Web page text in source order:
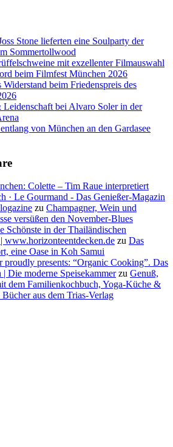
Stone lieferten eine Soulparty der
Sommertollwood
mit exzellenter Filmauswahl
beim Filmfest München 2026
beim Friedenspreis des
bei Alvaro Soler in der
von München an den Gardasee
Colette – Tim Raue interpretiert
· Le Gourmand - Das Genießer-Magazin
zu Champagner, Wein und
versüßen den November-Blues
Schönste in der Thailändischen
www.horizonteentdecken.de zu Das
eine Oase in Koh Samui
proudly presents: “Organic Cooking”. Das
Die moderne Speisekammerzu Genuß,
dem Familienkochbuch, Yoga-Küche &
aus dem Trias-Verlag